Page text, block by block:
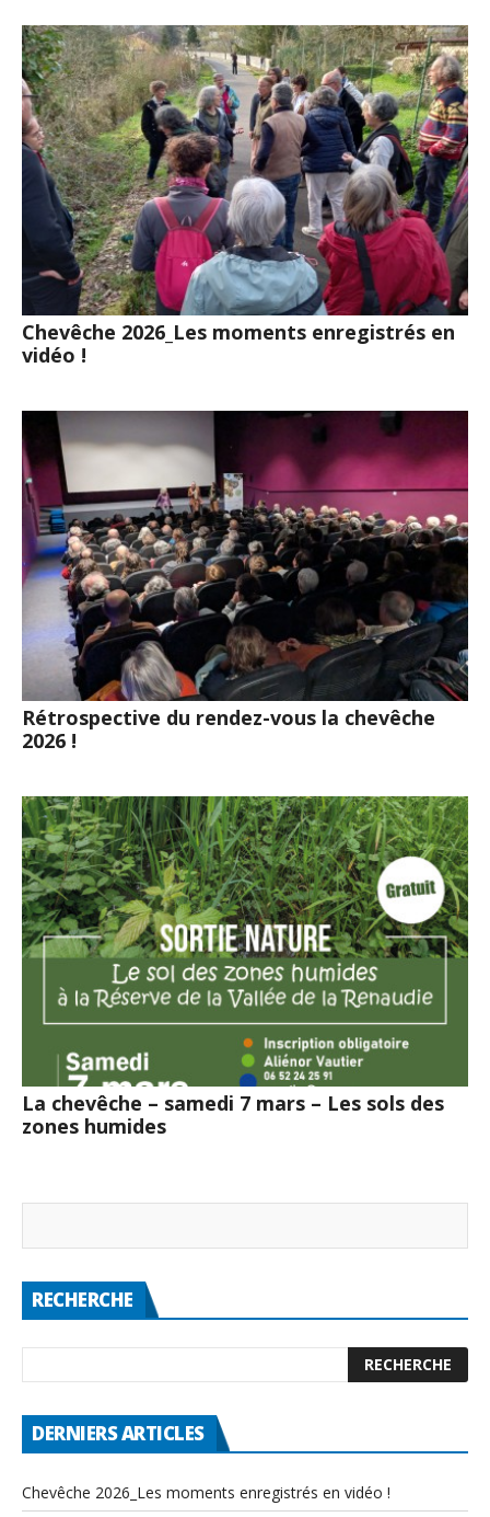
Chevêche 2026_Les moments enregistrés en
vidéo !
Rétrospective du rendez-vous la chevêche
2026 !
La chevêche – samedi 7 mars – Les sols des
zones humides
RECHERCHE
DERNIERS ARTICLES
Chevêche 2026_Les moments enregistrés en vidéo !